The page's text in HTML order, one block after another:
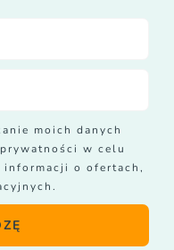
moich danych
w celu
o ofertach,